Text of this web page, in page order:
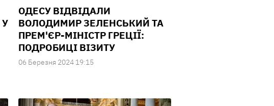
ОДЕСУ ВІДВІДАЛИ
ВОЛОДИМИР ЗЕЛЕНСЬКИЙ ТА
ПРЕМ'ЄР-МІНІСТР ГРЕЦІЇ:
ПОДРОБИЦІ ВІЗИТУ
06 Березня 2024 19:15